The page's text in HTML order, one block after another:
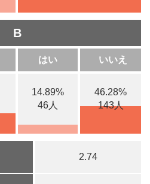
B
はい いいえ
14.89%
46人
46.28%
143人
2.74